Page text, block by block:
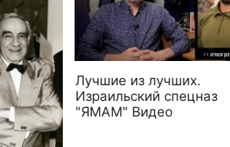
Лучшие из лучших.
Израильский спецназ
"ЯМАМ" Видео